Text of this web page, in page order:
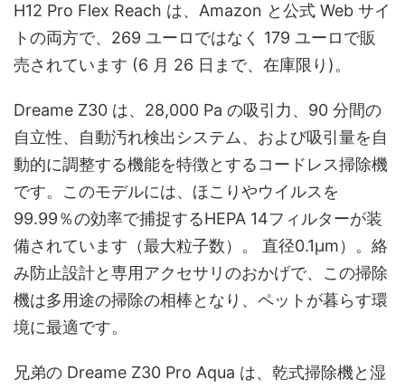
H12 Pro Flex Reach は、Amazon と公式 Web サイ
トの両方で、269 ユーロではなく 179 ユーロで販
売されています (6 月 26 日まで、在庫限り)。
Dreame Z30 は、28,000 Pa の吸引力、90 分間の
自立性、自動汚れ検出システム、および吸引量を自
動的に調整する機能を特徴とするコードレス掃除機
です。このモデルには、ほこりやウイルスを
99.99％の効率で捕捉するHEPA 14フィルターが装
備されています（最大粒子数）。 直径0.1μm）。絡
み防止設計と専用アクセサリのおかげで、この掃除
機は多用途の掃除の相棒となり、ペットが暮らす環
境に最適です。
兄弟の Dreame Z30 Pro Aqua は、乾式掃除機と湿